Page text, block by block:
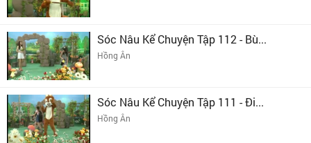
Sóc Nâu Kể Chuyện Tập 112 - Bù...
Hồng Ân
Sóc Nâu Kể Chuyện Tập 111 - Đi...
Hồng Ân